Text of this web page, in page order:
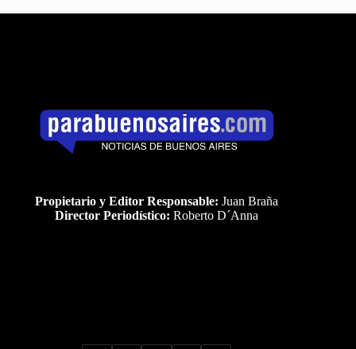
Propietario y Editor Responsable: Juan Braña
Director Periodístico: Roberto D´Anna